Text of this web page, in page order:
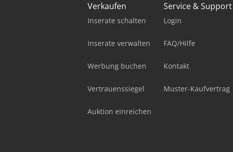
Verkaufen
Inserate schalten
Inserate verwalten
Werbung buchen
Vertrauenssiegel
Auktion einreichen
Service & Support
Login
FAQ/Hilfe
Kontakt
Muster-Kaufvertrag